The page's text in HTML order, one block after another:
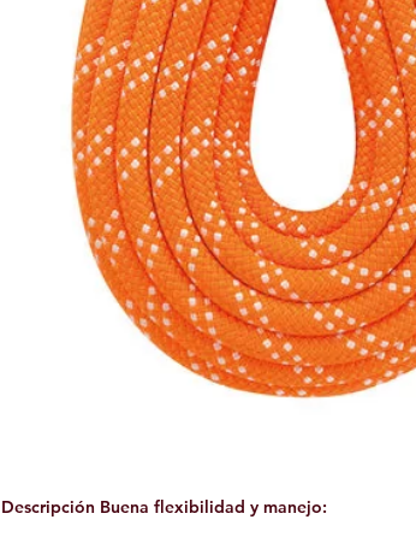
Descripción Buena flexibilidad y manejo: